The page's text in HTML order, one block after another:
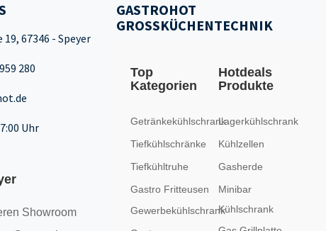
67346 - Speyer
280
Uhr
Showroom
GASTROHOT
GROSSKÜCHENTECHNIK
Top
Kategorien
Getränkekühlschrank
Tiefkühlschränke
Tiefkühltruhe
Gastro Fritteusen
Gewerbekühlschrank
Hotdeals
Produkte
Lagerkühlschrank
Kühlzellen
Gasherde
Minibar
Kühlschrank